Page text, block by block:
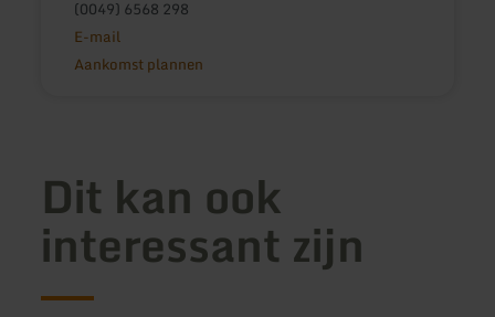
(0049) 6568 298
E-mail
Aankomst plannen
Dit kan ook
interessant zijn